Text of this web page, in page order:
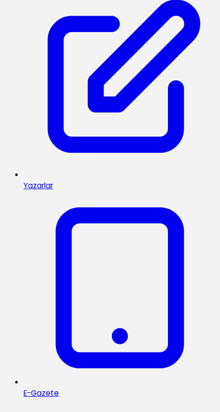
Yazarlar
E-Gazete